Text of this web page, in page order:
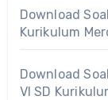
Download
Kurikulum
Download
VI SD